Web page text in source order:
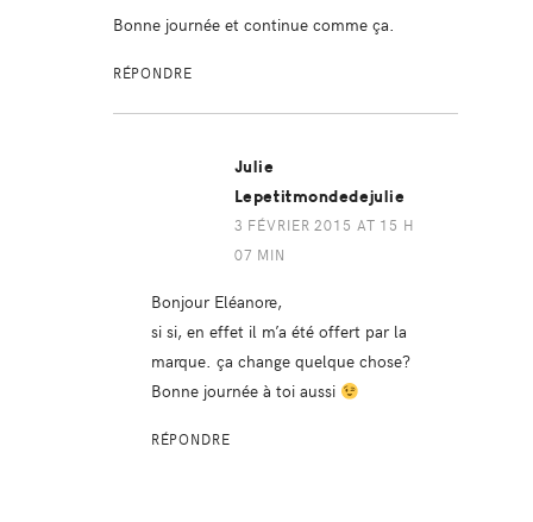
Bonne journée et continue comme ça.
RÉPONDRE
Julie
Lepetitmondedejulie
3 FÉVRIER 2015 AT 15 H
07 MIN
Bonjour Eléanore,
si si, en effet il m’a été offert par la
marque. ça change quelque chose?
Bonne journée à toi aussi
RÉPONDRE